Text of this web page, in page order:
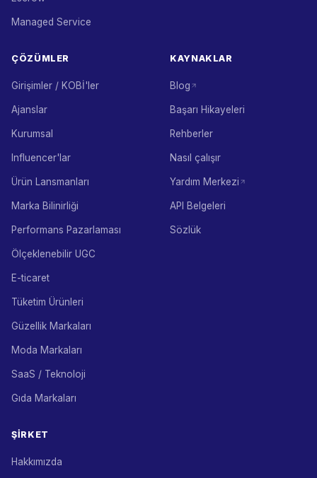
Managed Service
ÇÖZÜMLER
Girişimler / KOBİ'ler
Ajanslar
Kurumsal
Influencer'lar
Ürün Lansmanları
Marka Bilinirliği
Performans Pazarlaması
Ölçeklenebilir UGC
E-ticaret
Tüketim Ürünleri
Güzellik Markaları
Moda Markaları
SaaS / Teknoloji
Gıda Markaları
KAYNAKLAR
Blog
Başarı Hikayeleri
Rehberler
Nasıl çalışır
Yardım Merkezi
API Belgeleri
Sözlük
ŞIRKET
Hakkımızda